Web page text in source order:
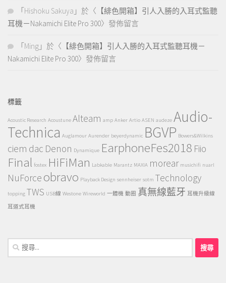
「 Hishoku Sakuya 」於〈 【緋色開箱】引人入勝的入耳式監聽
耳機－Nakamichi Elite Pro 300〉發佈留言
「 Ming 」於〈 【緋色開箱】引人入勝的入耳式監聽耳機－
Nakamichi Elite Pro 300〉發佈留言
標籤
Acoustic Research Acoustune Alteam amp Anker Artio ASEN audeze Audio-
Technica Auglamour Aurender beyerdynamic BGVP Bowers&Wilkins
ciem dac Denon Dynamique EarphoneFes2018 Fiio
Final fostex HiFiMan Labkable Marantz MAXIA morear musichifi nuarl
NuForce obravo Playback Design sennheiser sotm Technology
topping TWS USB線 Westone Wireworld 一體機 動圈 真無線藍牙 耳機升級線
耳道式耳機
搜
尋